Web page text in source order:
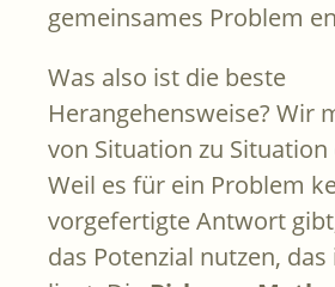
gemeinsames Problem
Was also ist die beste
Herangehensweise? Wir
von Situation zu
Weil es für ein Problem
vorgefertigte Antwort
das Potenzial nutzen,